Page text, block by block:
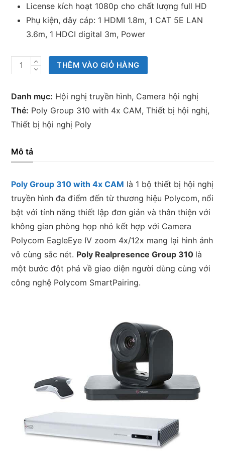
License kích hoạt 1080p cho chất lượng full HD
Phụ kiện, dây cáp: 1 HDMI 1.8m, 1 CAT 5E LAN
3.6m, 1 HDCI digital 3m, Power
Thiết
bị
hội
nghị
Poly
310
with
CAM
số
lượng
THÊM VÀO GIỎ HÀNG
Danh mục: Hội nghị truyền hình, Camera hội nghị
Thẻ: Poly Group 310 with 4x CAM,Thiết bị hội nghị,
Thiết bị hội nghị Poly
Mô tả
Poly Group 310 with 4x CAM là 1 bộ thiết bị hội nghị
truyền hình đa điểm đến từ thương hiệu Polycom, nổi
bật với tính năng thiết lập đơn giản và thân thiện với
không gian phòng họp nhỏ kết hợp với Camera
Polycom EagleEye IV zoom 4x/12x mang lại hình ảnh
vô cùng sắc nét. Poly Realpresence Group 310 là
một bước đột phá về giao diện người dùng cùng với
công nghệ Polycom SmartPairing.